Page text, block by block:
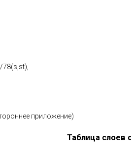
приложение)
Таблица слоев